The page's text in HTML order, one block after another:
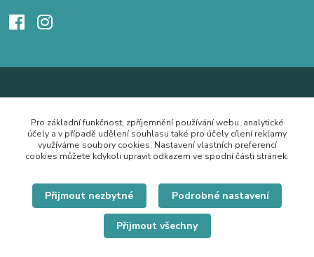
Pro základní funkčnost, zpříjemnění používání webu, analytické
účely a v případě udělení souhlasu také pro účely cílení reklamy
využíváme soubory cookies. Nastavení vlastních preferencí
cookies můžete kdykoli upravit odkazem ve spodní části stránek.
Přijmout nezbytné Podrobné nastavení
Přijmout všechny